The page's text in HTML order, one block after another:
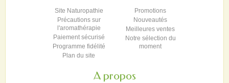
Site Naturopathie
Précautions sur
l'aromathérapie
Paiement sécurisé
Programme fidélité
Plan du site
Promotions
Nouveautés
Meilleures ventes
Notre sélection du
moment
A propos